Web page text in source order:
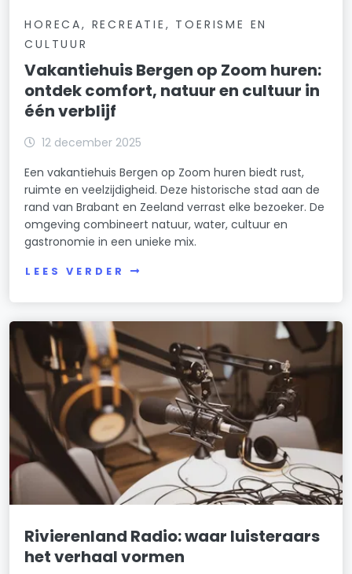
HORECA, RECREATIE, TOERISME EN
CULTUUR
Vakantiehuis Bergen op Zoom huren:
ontdek comfort, natuur en cultuur in
één verblijf
12 december 2025
Een vakantiehuis Bergen op Zoom huren biedt rust,
ruimte en veelzijdigheid. Deze historische stad aan de
rand van Brabant en Zeeland verrast elke bezoeker. De
omgeving combineert natuur, water, cultuur en
gastronomie in een unieke mix.
LEES VERDER
Rivierenland Radio: waar luisteraars
het verhaal vormen